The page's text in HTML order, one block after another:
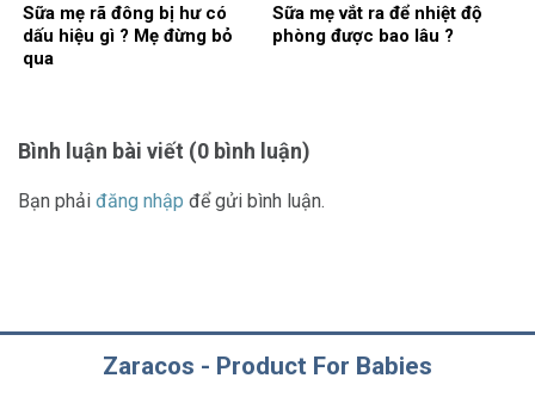
Sữa mẹ rã đông bị hư có
dấu hiệu gì ? Mẹ đừng bỏ
qua
Sữa mẹ vắt ra để nhiệt độ
phòng được bao lâu ?
Bình luận bài viết (0 bình luận)
Bạn phải đăng nhập để gửi bình luận.
Zaracos - Product For Babies